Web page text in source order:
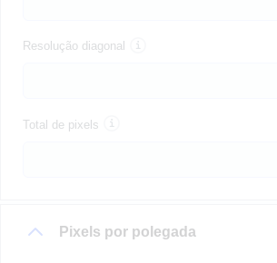
Resolução diagonal
Total de pixels
Pixels por polegada